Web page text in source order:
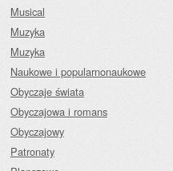
Musical
Muzyka
Muzyka
Naukowe i popularnonaukowe
Obyczaje świata
Obyczajowa i romans
Obyczajowy
Patronaty